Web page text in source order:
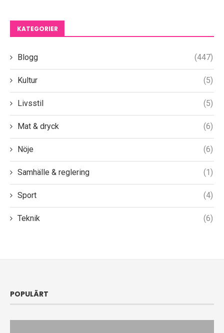
KATEGORIER
Blogg (447)
Kultur (5)
Livsstil (5)
Mat & dryck (6)
Nöje (6)
Samhälle & reglering (1)
Sport (4)
Teknik (6)
POPULÄRT